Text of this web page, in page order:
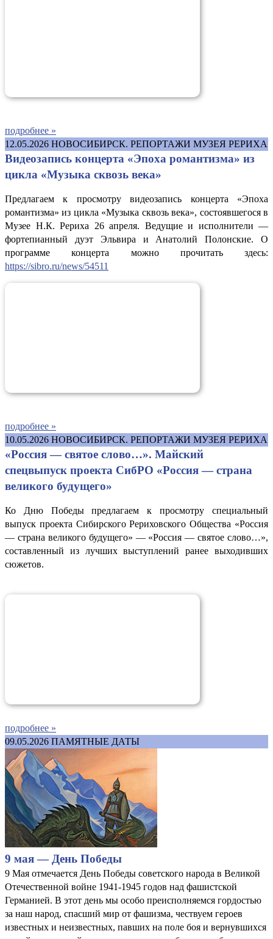
подробнее »
12.05.2026 НОВОСИБИРСК. РЕПОРТАЖИ МУЗЕЯ РЕРИХА
Видеозапись концерта «Эпоха романтизма» из
цикла «Музыка сквозь века»
Предлагаем к просмотру видеозапись концерта «Эпоха
романтизма» из цикла «Музыка сквозь века», состоявшегося в
Музее Н.К. Рериха 26 апреля. Ведущие и исполнители —
фортепианный дуэт Эльвира и Анатолий Полонские. О
программе концерта можно прочитать здесь:
https://sibro.ru/news/54511
подробнее »
10.05.2026 НОВОСИБИРСК. РЕПОРТАЖИ МУЗЕЯ РЕРИХА
«Россия — святое слово…». Майский
спецвыпуск проекта СибРО «Россия — страна
великого будущего»
Ко Дню Победы предлагаем к просмотру специальный
выпуск проекта Сибирского Рериховского Общества «Россия
— страна великого будущего» — «Россия — святое слово…»,
составленный из лучших выступлений ранее выходивших
сюжетов.
подробнее »
09.05.2026 ПАМЯТНЫЕ ДАТЫ
9 мая — День Победы
9 Мая отмечается День Победы советского народа в Великой
Отечественной войне 1941-1945 годов над фашистской
Германией. В этот день мы особо преисполняемся гордостью
за наш народ, спасший мир от фашизма, чествуем героев
известных и неизвестных, павших на поле боя и вернувшихся